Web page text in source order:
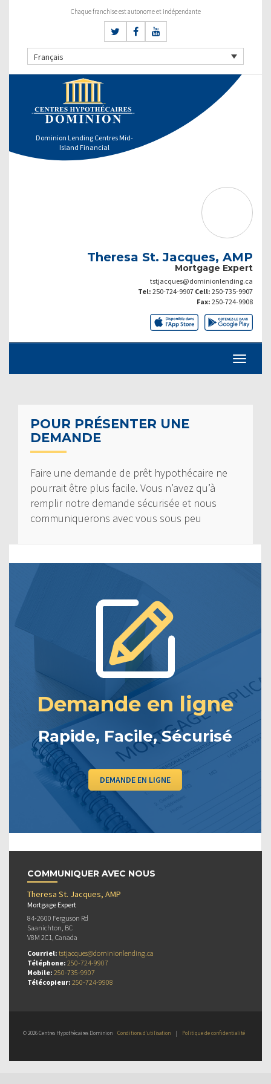
Chaque franchise est autonome et indépendante
Français
Dominion Lending Centres Mid-
Island Financial
Theresa St. Jacques, AMP
Mortgage Expert
tstjacques@dominionlending.ca
Tel: 250-724-9907 Cell: 250-735-9907
Fax: 250-724-9908
POUR PRÉSENTER UNE
DEMANDE
Faire une demande de prêt hypothécaire ne
pourrait être plus facile. Vous n’avez qu’à
remplir notre demande sécurisée et nous
communiquerons avec vous sous peu
Demande en ligne
Rapide, Facile, Sécurisé
DEMANDE EN LIGNE
COMMUNIQUER AVEC NOUS
Theresa St. Jacques, AMP
Mortgage Expert
84-2600 Ferguson Rd
Saanichton, BC
V8M 2C1, Canada
Courriel: tstjacques@dominionlending.ca
Téléphone: 250-724-9907
Mobile: 250-735-9907
Télécopieur: 250-724-9908
© 2026 Centres Hypothécaires Dominion Conditions d’utilisation | Politique de confidentialité